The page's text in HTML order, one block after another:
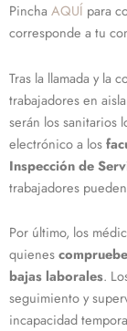
Pincha AQUÍ para
corresponde a tu
Tras la llamada y la
trabajadores en
serán los sanitarios
electrónico a los
Inspección de
trabajadores
Por último, los
quienes
bajas laborales.
seguimiento y
incapacidad